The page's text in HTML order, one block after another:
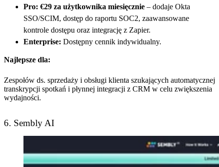
Pro: €29 za użytkownika miesięcznie – dodaje Okta
SSO/SCIM, dostęp do raportu SOC2, zaawansowane
kontrole dostępu oraz integrację z Zapier.
Enterprise: Dostępny cennik indywidualny.
Najlepsze dla:
Zespołów ds. sprzedaży i obsługi klienta szukających automatycznej
transkrypcji spotkań i płynnej integracji z CRM w celu zwiększenia
wydajności.
6. Sembly AI